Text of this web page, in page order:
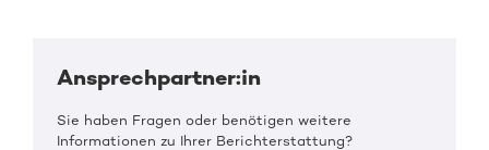
Ansprechpartner:in
Sie haben Fragen oder benötigen weitere
Informationen zu Ihrer Berichterstattung?